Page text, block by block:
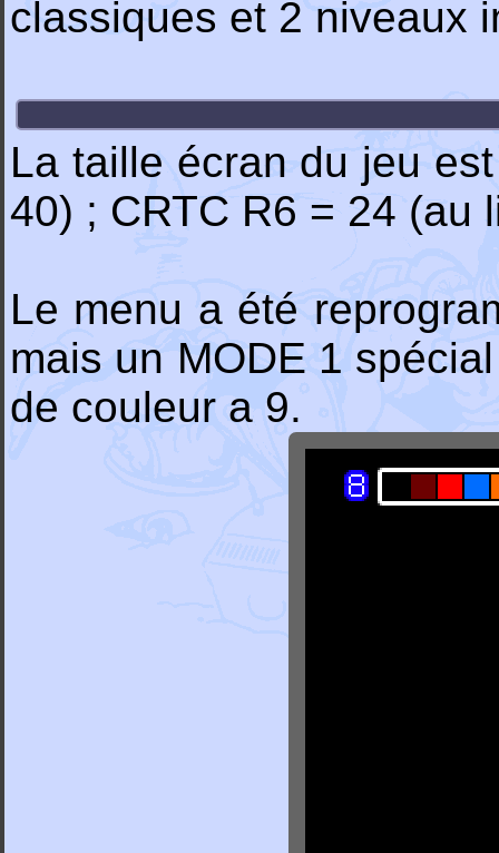
classiques et 2 niveaux
La taille écran du jeu
40) ; CRTC R6 = 24 (au
Le menu a été
mais un MODE 1
de couleur a 9.